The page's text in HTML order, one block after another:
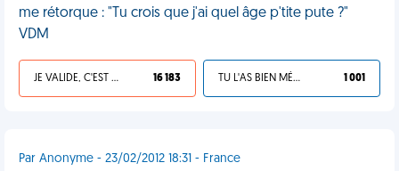
me rétorque : "Tu crois que j'ai quel âge p'tite pute ?"
VDM
JE VALIDE, C'EST UNE VDM 16 183 TU L'AS BIEN MÉRITÉ 1 001
Par Anonyme - 23/02/2012 18:31 - France